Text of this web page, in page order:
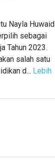
Nayla
sebagai
Tahun 2023.
salah satu
d... Lebih